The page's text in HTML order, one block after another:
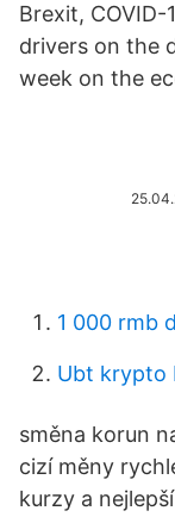
Brexit,
drivers on the
week on the
1 000 rmb
Ubt krypto
směna korun
cizí měny
kurzy a